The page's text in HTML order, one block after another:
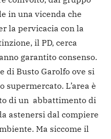
in una vicenda che
la pervicacia con la
il PD, cerca
garantito consenso.
di Busto Garolfo ove si
L’area è
di un abbattimento di
astenersi dal compiere
Ma siccome il